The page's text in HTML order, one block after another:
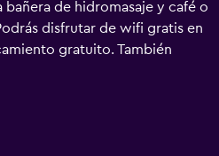
de hidromasaje y café o
disfrutar de wifi gratis en
gratuito. También
de recepción 24 horas y
servicio de limpieza.